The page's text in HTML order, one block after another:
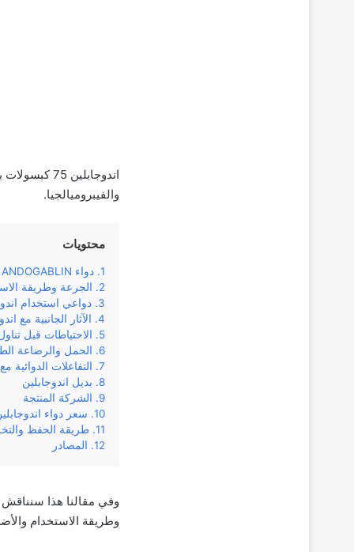
والفيبروميالجيا.
محتويات
دواء ANDOGABLIN
الجرعة وطريقة
دواعي استخدام
الآثار الجانبية مع
الاحتياطات قبل تناول
الحمل والرضاعة
التفاعلات الدوائية مع
بديل اندوجابلين
الشركة المنتجة
سعر دواء
طريقة الحفظ
المصادر
وطريقة الاستخدام